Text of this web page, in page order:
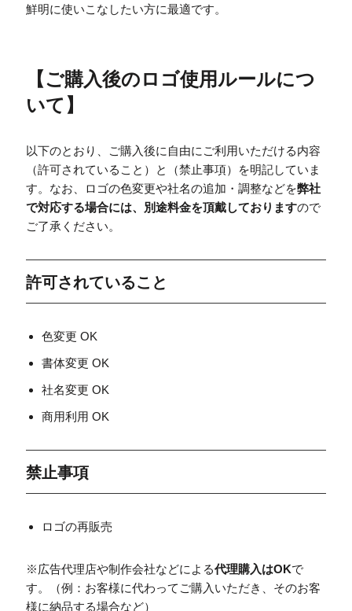
鮮明に使いこなしたい方に最適です。
【ご購入後のロゴ使用ルールにつ
いて 】
以下のとおり、ご購入後に自由にご利用いただける内容
（許可されていること）と（禁止事項）を明記していま
す。なお、ロゴの色変更や社名の追加・調整などを弊社
で対応する場合には、別途料金を頂戴しておりますので
ご了承ください。
許可されていること
色変更 OK
書体変更 OK
社名変更 OK
商用利用 OK
禁止事項
ロゴの再販売
※広告代理店や制作会社などによる代理購入はOKで
す。（例：お客様に代わってご購入いただき、そのお客
様に納品する場合など）